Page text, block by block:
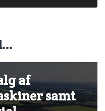
af
samt